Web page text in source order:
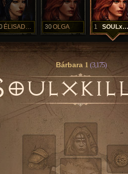
ÉLISADORA 30OLGA 1 SOULxKILLERS
Bárbara 1 (3,175)